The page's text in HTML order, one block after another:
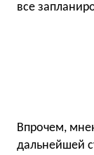
все
Впрочем,
дальнейшей